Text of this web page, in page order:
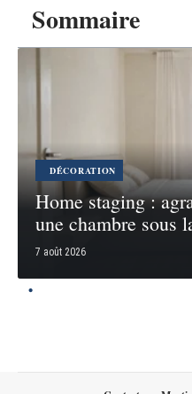
Sommaire
DÉCORATION
Home staging :
une chambre sous
7 août 2026